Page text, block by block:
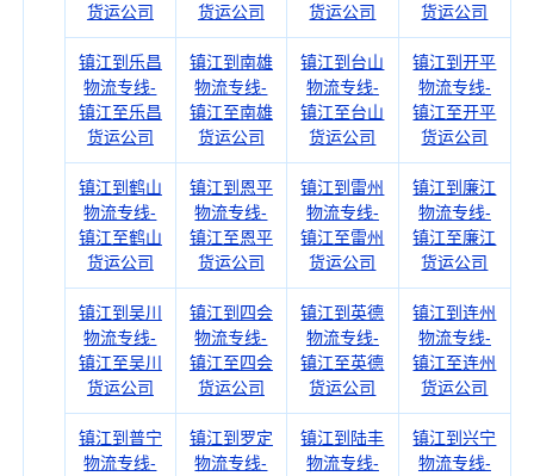
货运公司
货运公司
货运公司
货运公司
镇江到乐昌
物流专线-
镇江至乐昌
货运公司
镇江到南雄
物流专线-
镇江至南雄
货运公司
镇江到台山
物流专线-
镇江至台山
货运公司
镇江到开平
物流专线-
镇江至开平
货运公司
镇江到鹤山
物流专线-
镇江至鹤山
货运公司
镇江到恩平
物流专线-
镇江至恩平
货运公司
镇江到雷州
物流专线-
镇江至雷州
货运公司
镇江到廉江
物流专线-
镇江至廉江
货运公司
镇江到吴川
物流专线-
镇江至吴川
货运公司
镇江到四会
物流专线-
镇江至四会
货运公司
镇江到英德
物流专线-
镇江至英德
货运公司
镇江到连州
物流专线-
镇江至连州
货运公司
镇江到普宁
物流专线-
镇江到罗定
物流专线-
镇江到陆丰
物流专线-
镇江到兴宁
物流专线-